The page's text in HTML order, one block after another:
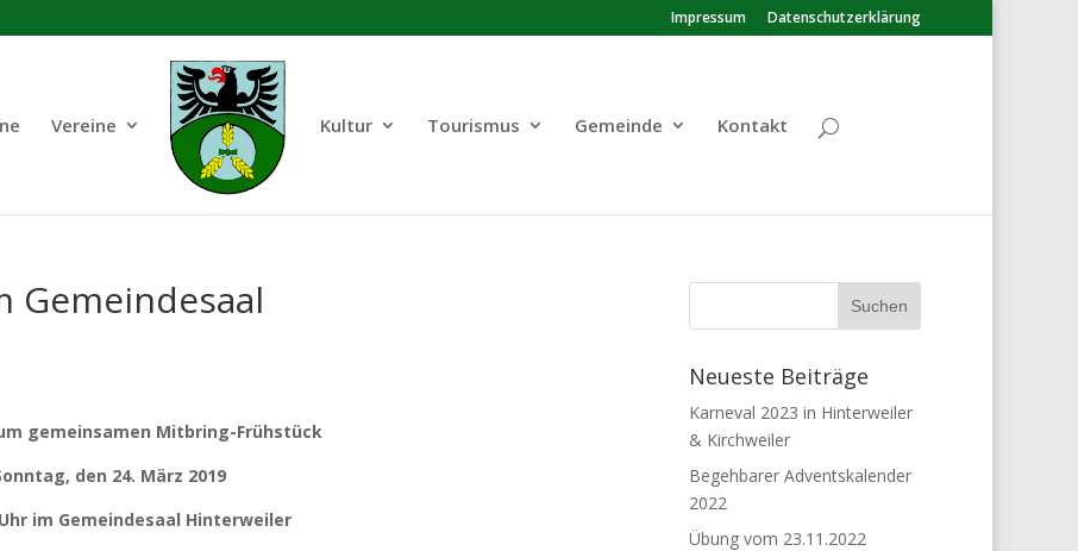
Impressum Datenschutzerklärung
Vereine Kultur Tourismus Gemeinde Kontakt
Gemeindesaal
gemeinsamen Mitbring-Frühstück
den 24. März 2019
im Gemeindesaal Hinterweiler
Neueste Beiträge
Karneval 2023 in Hinterweiler
& Kirchweiler
Begehbarer Adventskalender
2022
Übung vom 23.11.2022